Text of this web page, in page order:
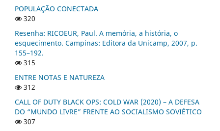
POPULAÇÃO CONECTADA
320
Resenha: RICOEUR, Paul. A memória, a história, o
esquecimento. Campinas: Editora da Unicamp, 2007, p.
155–192.
315
ENTRE NOTAS E NATUREZA
312
CALL OF DUTY BLACK OPS: COLD WAR (2020) – A DEFESA
DO “MUNDO LIVRE” FRENTE AO SOCIALISMO SOVIÉTICO
307